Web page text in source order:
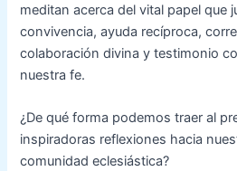
meditan acerca del vital papel que
convivencia, ayuda recíproca,
colaboración divina y testimonio
nuestra fe.
¿De qué forma podemos traer al
inspiradoras reflexiones hacia
comunidad eclesiástica?